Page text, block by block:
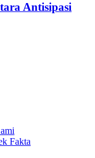
Antisipasi
Fakta